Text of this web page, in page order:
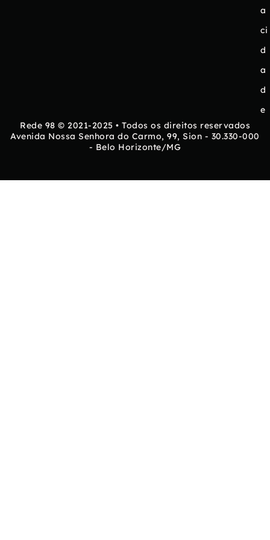
a
ci
d
a
d
e
Rede 98 © 2021-2025 • Todos os direitos reservados
Avenida Nossa Senhora do Carmo, 99, Sion - 30.330-000
- Belo Horizonte/MG